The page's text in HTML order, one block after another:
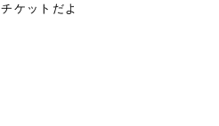
チケットだよ